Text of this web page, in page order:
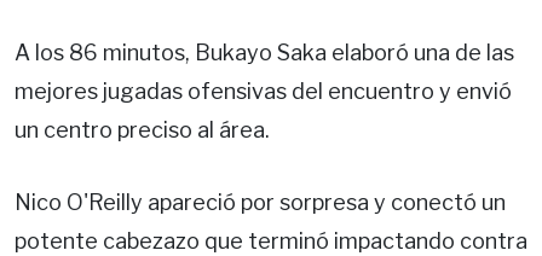
A los 86 minutos, Bukayo Saka elaboró una de las
mejores jugadas ofensivas del encuentro y envió
un centro preciso al área.
Nico O'Reilly apareció por sorpresa y conectó un
potente cabezazo que terminó impactando contra